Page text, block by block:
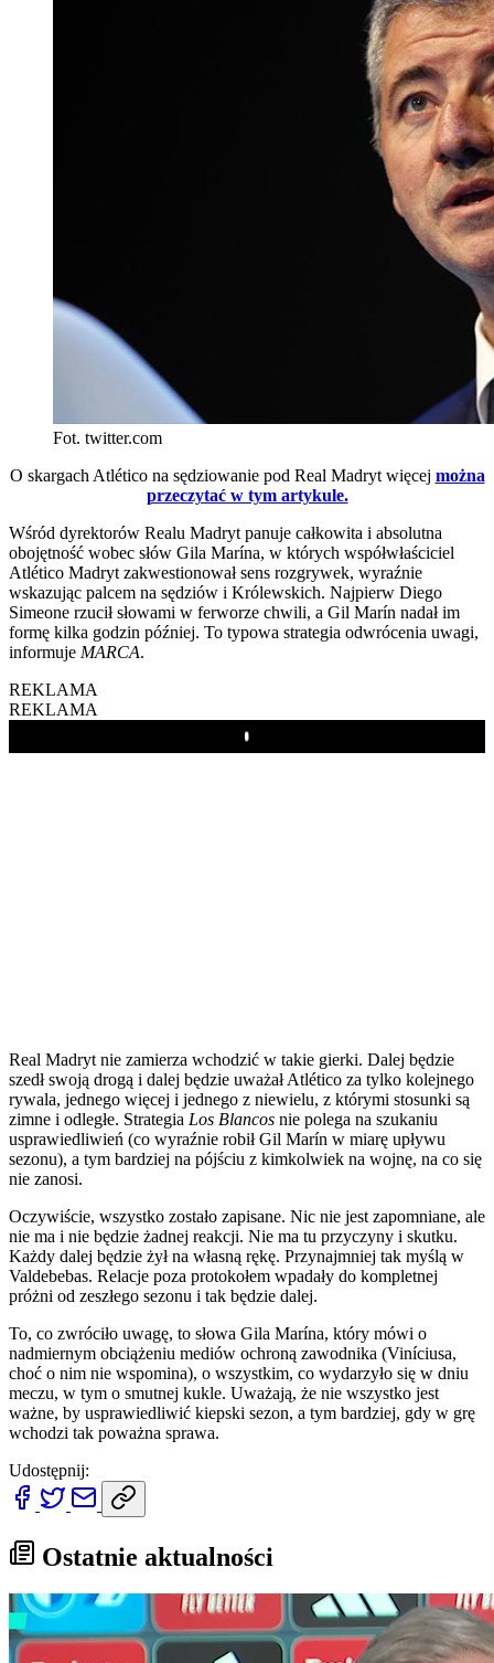
Fot. twitter.com
O skargach Atlético na sędziowanie pod Real Madryt więcej można
przeczytać w tym artykule.
Wśród dyrektorów Realu Madryt panuje całkowita i absolutna
obojętność wobec słów Gila Marína, w których współwłaściciel
Atlético Madryt zakwestionował sens rozgrywek, wyraźnie
wskazując palcem na sędziów i Królewskich. Najpierw Diego
Simeone rzucił słowami w ferworze chwili, a Gil Marín nadał im
formę kilka godzin później. To typowa strategia odwrócenia uwagi,
informuje MARCA.
REKLAMA
REKLAMA
Play
Real Madryt nie zamierza wchodzić w takie gierki. Dalej będzie
szedł swoją drogą i dalej będzie uważał Atlético za tylko kolejnego
rywala, jednego więcej i jednego z niewielu, z którymi stosunki są
zimne i odległe. Strategia Los Blancos nie polega na szukaniu
usprawiedliwień (co wyraźnie robił Gil Marín w miarę upływu
sezonu), a tym bardziej na pójściu z kimkolwiek na wojnę, na co się
nie zanosi.
Oczywiście, wszystko zostało zapisane. Nic nie jest zapomniane, ale
nie ma i nie będzie żadnej reakcji. Nie ma tu przyczyny i skutku.
Każdy dalej będzie żył na własną rękę. Przynajmniej tak myślą w
Valdebebas. Relacje poza protokołem wpadały do kompletnej
próżni od zeszłego sezonu i tak będzie dalej.
To, co zwróciło uwagę, to słowa Gila Marína, który mówi o
nadmiernym obciążeniu mediów ochroną zawodnika (Viníciusa,
choć o nim nie wspomina), o wszystkim, co wydarzyło się w dniu
meczu, w tym o smutnej kukle. Uważają, że nie wszystko jest
ważne, by usprawiedliwić kiepski sezon, a tym bardziej, gdy w grę
wchodzi tak poważna sprawa.
Udostępnij:
Ostatnie aktualności